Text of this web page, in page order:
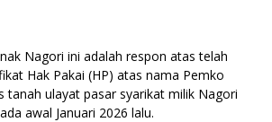
Nagori ini adalah respon atas telah
Hak Pakai (HP) atas nama Pemko
tanah ulayat pasar syarikat milik Nagori
awal Januari 2026 lalu.